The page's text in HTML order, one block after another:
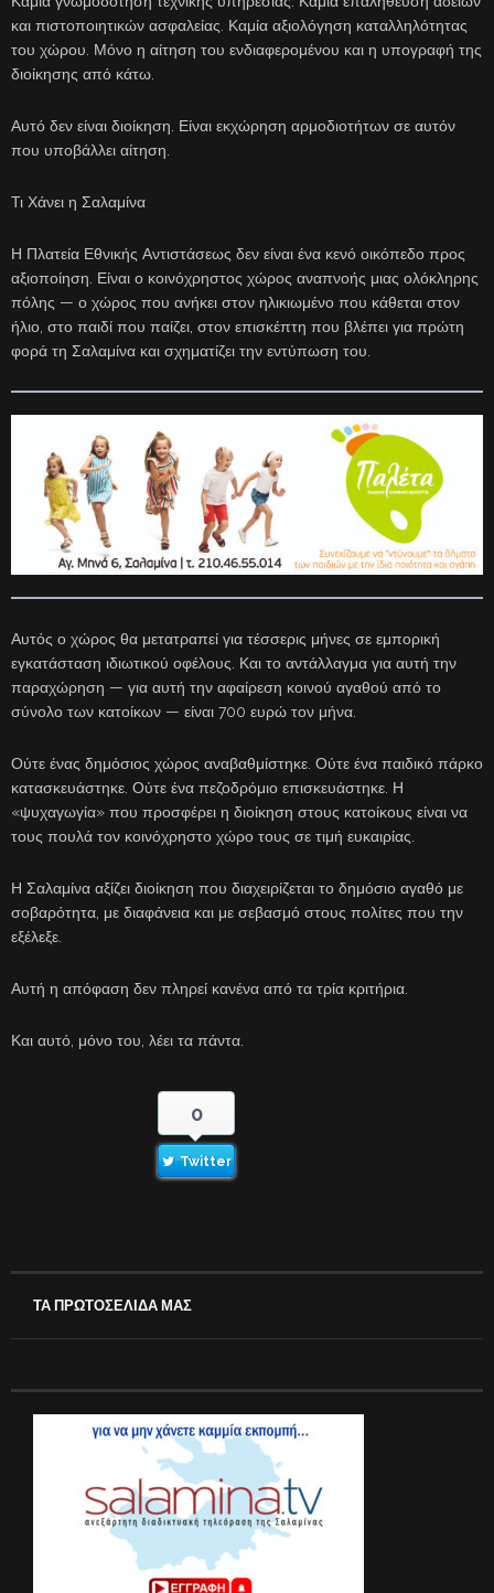
και πιστοποιητικών ασφαλείας. Καμία αξιολόγηση καταλληλότητας
του χώρου. Μόνο η αίτηση του ενδιαφερομένου και η υπογραφή της
διοίκησης από κάτω.
Αυτό δεν είναι διοίκηση. Είναι εκχώρηση αρμοδιοτήτων σε αυτόν
που υποβάλλει αίτηση.
Τι Χάνει η Σαλαμίνα
Η Πλατεία Εθνικής Αντιστάσεως δεν είναι ένα κενό οικόπεδο προς
αξιοποίηση. Είναι ο κοινόχρηστος χώρος αναπνοής μιας ολόκληρης
πόλης — ο χώρος που ανήκει στον ηλικιωμένο που κάθεται στον
ήλιο, στο παιδί που παίζει, στον επισκέπτη που βλέπει για πρώτη
φορά τη Σαλαμίνα και σχηματίζει την εντύπωση του.
Αυτός ο χώρος θα μετατραπεί για τέσσερις μήνες σε εμπορική
εγκατάσταση ιδιωτικού οφέλους. Και το αντάλλαγμα για αυτή την
παραχώρηση — για αυτή την αφαίρεση κοινού αγαθού από το
σύνολο των κατοίκων — είναι 700 ευρώ τον μήνα.
Ούτε ένας δημόσιος χώρος αναβαθμίστηκε. Ούτε ένα παιδικό πάρκο
κατασκευάστηκε. Ούτε ένα πεζοδρόμιο επισκευάστηκε. Η
«ψυχαγωγία» που προσφέρει η διοίκηση στους κατοίκους είναι να
τους πουλά τον κοινόχρηστο χώρο τους σε τιμή ευκαιρίας.
Η Σαλαμίνα αξίζει διοίκηση που διαχειρίζεται το δημόσιο αγαθό με
σοβαρότητα, με διαφάνεια και με σεβασμό στους πολίτες που την
εξέλεξε.
Αυτή η απόφαση δεν πληρεί κανένα από τα τρία κριτήρια.
Και αυτό, μόνο του, λέει τα πάντα.
0
Twitter
ΤΑ ΠΡΩΤΟΣΕΛΙΔΑ ΜΑΣ